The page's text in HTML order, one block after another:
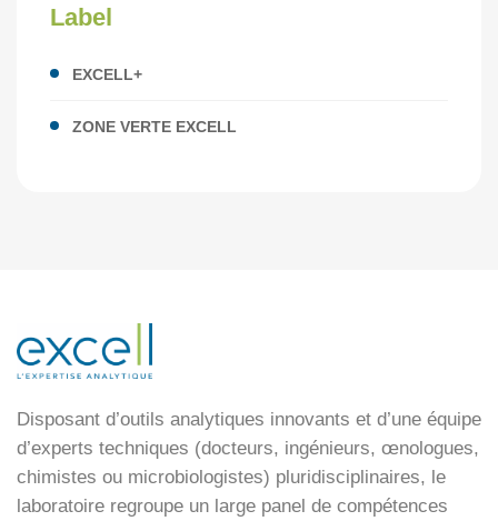
Label
EXCELL+
ZONE VERTE EXCELL
Disposant d’outils analytiques innovants et d’une équipe
d’experts techniques (docteurs, ingénieurs, œnologues,
chimistes ou microbiologistes) pluridisciplinaires, le
laboratoire regroupe un large panel de compétences